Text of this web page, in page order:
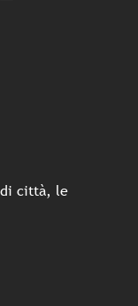
città, le